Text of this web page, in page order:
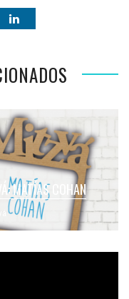
MATÍAS COHAN